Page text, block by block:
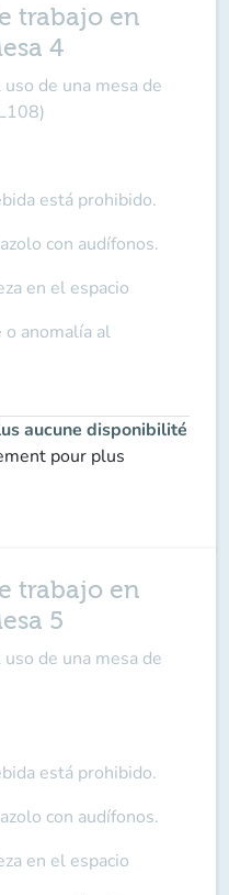
trabajo en
4
de una mesa de
está prohibido.
con audífonos.
en el espacio
anomalía al
aucune disponibilité
pour plus
trabajo en
5
de una mesa de
está prohibido.
con audífonos.
en el espacio